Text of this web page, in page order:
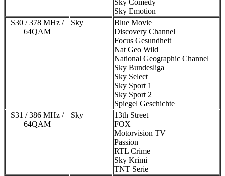
Sky Comedy
Sky Emotion
S30 / 378 MHz /
64QAM
Sky
Blue Movie
Discovery Channel
Focus Gesundheit
Nat Geo Wild
National Geographic Channel
Sky Bundesliga
Sky Select
Sky Sport 1
Sky Sport 2
Spiegel Geschichte
S31 / 386 MHz /
64QAM
Sky
13th Street
FOX
Motorvision TV
Passion
RTL Crime
Sky Krimi
TNT Serie